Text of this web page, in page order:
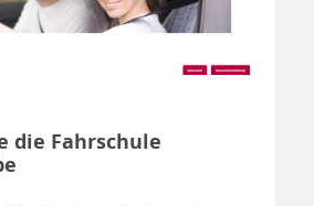
die Fahrschule